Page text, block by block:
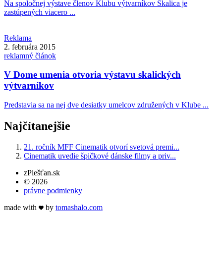
Na spoločnej výstave členov Klubu výtvarníkov Skalica je
zastúpených viacero ...
Reklama
2. februára 2015
reklamný článok
V Dome umenia otvoria výstavu skalických
výtvarníkov
Predstavia sa na nej dve desiatky umelcov združených v Klube ...
Najčítanejšie
21. ročník MFF Cinematik otvorí svetová premi...
Cinematik uvedie špičkové dánske filmy a priv...
zPiešťan.sk
© 2026
právne podmienky
made with
by tomashalo.com